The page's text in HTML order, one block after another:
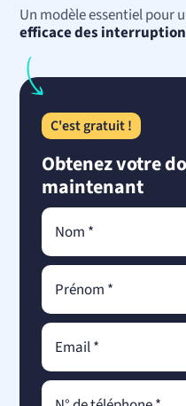
Un modèle essentiel pour
efficace des
C'est gratuit !
Obtenez votre
maintenant